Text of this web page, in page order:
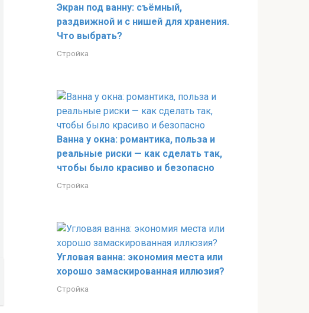
Экран под ванну: съёмный,
раздвижной и с нишей для хранения.
Что выбрать?
Стройка
Ванна у окна: романтика, польза и
реальные риски — как сделать так,
чтобы было красиво и безопасно
Стройка
Угловая ванна: экономия места или
хорошо замаскированная иллюзия?
Стройка